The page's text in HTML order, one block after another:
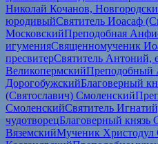
Николай Кочанов,
юродивыйСвятитель Иоасаф
МосковскийПреподобная
игуменияСвященномученик
пресвитерСвятитель Антоний,
ВеликопермскийПреподобный
ДорогобужскийБлаговерный
(Святославич) Смоленский
СмоленскийСвятитель
чудотворецБлаговерный князь
ВяземскийМученик Христодул